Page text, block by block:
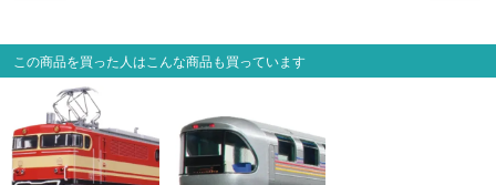
この商品を買った人はこんな商品も買っています